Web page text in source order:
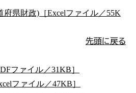
府県財政)［Excelファイル／55K
先頭に戻る
ファイル／31KB］
ファイル／47KB］